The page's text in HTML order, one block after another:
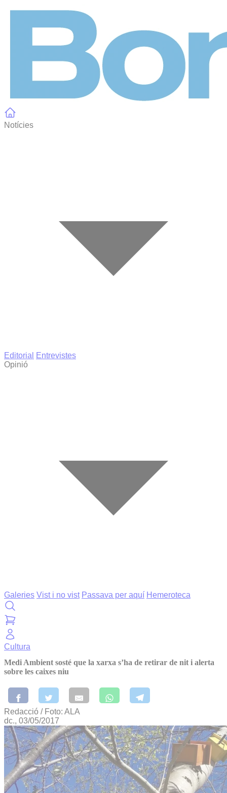
Notícies
Editorial
Entrevistes
Opinió
Galeries Vist i no vist Passava per aquí Hemeroteca
Cultura
Medi Ambient sosté que la xarxa s’ha de retirar de nit i alerta
sobre les caixes niu
Redacció / Foto: ALA
dc., 03/05/2017